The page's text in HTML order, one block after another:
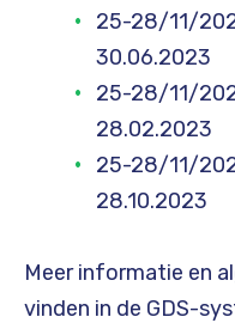
25-28/11/
30.06.2023
25-28/11/
28.02.2023
25-28/11/
28.10.2023
Meer informatie en
vinden in de GDS-